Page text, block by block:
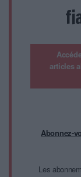
articles
Abonnez-
Les